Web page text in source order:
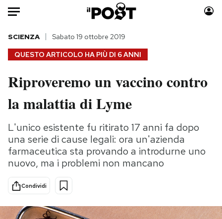
Auto
HOME
Italia
Politica
Tecnologia
Internet
Scienza
Cultura
Economia
Moda
Consumismi
Storie/Idee
Ok Boomer!
Media
Europa
QUESTO ARTICOLO HA PIÙ DI 6 ANNI
SCIENZA Sabato 19 ottobre 2019
Riproveremo un vaccino contro
la malattia di Lyme
L'unico esistente fu ritirato 17 anni fa dopo
una serie di cause legali: ora un'azienda
farmaceutica sta provando a introdurne uno
nuovo, ma i problemi non mancano
Condividi